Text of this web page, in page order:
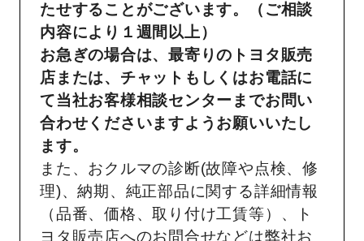
たせすることがございます。（ご相談
内容により１週間以上）
お急ぎの場合は、最寄りのトヨタ販売
店または、チャットもしくはお電話に
て当社お客様相談センターまでお問い
合わせくださいますようお願いいたし
ます。
また、おクルマの診断(故障や点検、修
理)、納期、純正部品に関する詳細情報
（品番、価格、取り付け工賃等）、ト
ヨタ販売店へのお問合せなどは弊社お